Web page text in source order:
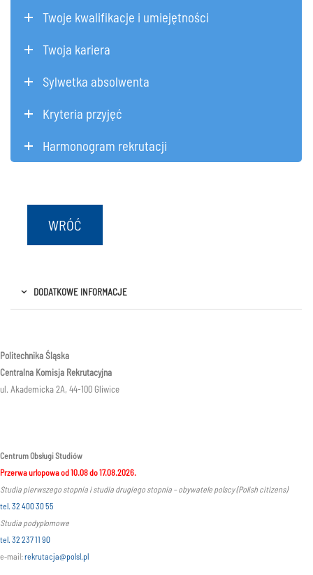
Twoje kwalifikacje i umiejętności
Twoja kariera
Sylwetka absolwenta
Kryteria przyjęć
Harmonogram rekrutacji
WRÓĆ
DODATKOWE INFORMACJE
Politechnika Śląska
Centralna Komisja Rekrutacyjna
ul. Akademicka 2A, 44-100 Gliwice
Centrum Obsługi Studiów
Przerwa urlopowa od 10.08 do 17.08.2026.
Studia pierwszego stopnia i studia drugiego stopnia – obywatele polscy (Polish citizens)
tel. 32 400 30 55
Studia podyplomowe
tel. 32 237 11 90
e-mail:rekrutacja@polsl.pl